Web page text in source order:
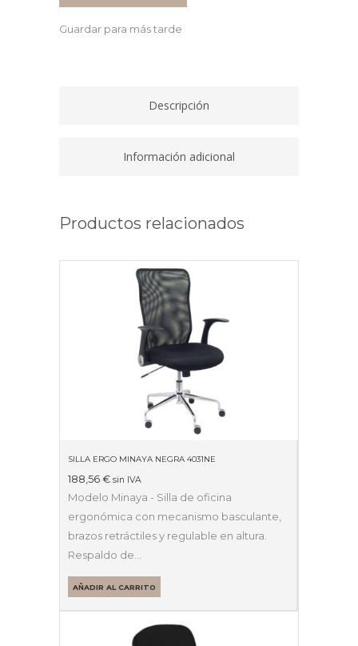
Guardar para más tarde
Descripción
Información adicional
Productos relacionados
SILLA ERGO MINAYA NEGRA 4031NE
188,56 € sin IVA
Modelo Minaya - Silla de oficina
ergonómica con mecanismo basculante,
brazos retráctiles y regulable en altura.
Respaldo de…
AÑADIR AL CARRITO